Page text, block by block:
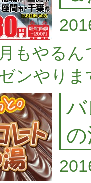
もやる
ンやり
の